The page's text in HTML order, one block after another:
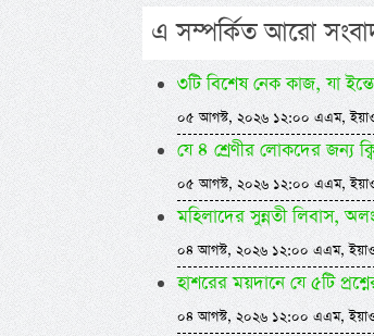
এ সম্পর্কিত আরো
৩টি বিশেষ নেক কাজ, যা
০৫ আগস্ট, ২০২৬ ১২:০০ এএম,
যে ৪ শ্রেণীর লোকদের জন্য
০৫ আগস্ট, ২০২৬ ১২:০০ এএম,
মহিলাদের সুন্নতী লিবাস,
০৪ আগস্ট, ২০২৬ ১২:০০ এএম,
হাশরের ময়দানে যে ৫টি
০৪ আগস্ট, ২০২৬ ১২:০০ এএম,